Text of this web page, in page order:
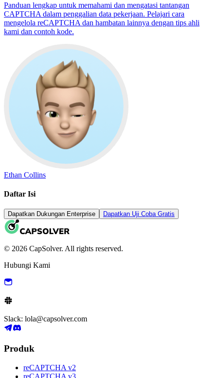
Panduan lengkap untuk memahami dan mengatasi tantangan
CAPTCHA dalam penggalian data pekerjaan. Pelajari cara
mengelola reCAPTCHA dan hambatan lainnya dengan tips ahli
kami dan contoh kode.
Ethan Collins
Daftar Isi
Dapatkan Dukungan Enterprise Dapatkan Uji Coba Gratis
© 2026 CapSolver. All rights reserved.
Hubungi Kami
Slack: lola@capsolver.com
Produk
reCAPTCHA v2
reCAPTCHA v3